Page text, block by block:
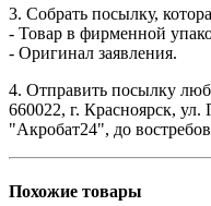
3. Собрать посылку,
- Товар в фирменной
- Оригинал заявления.
4. Отправить посылку
660022, г. Красноярск,
"Акробат24", до
Похожие товары